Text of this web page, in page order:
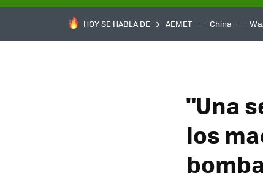
HOY SE HABLA DE AEMET China
"Una
los